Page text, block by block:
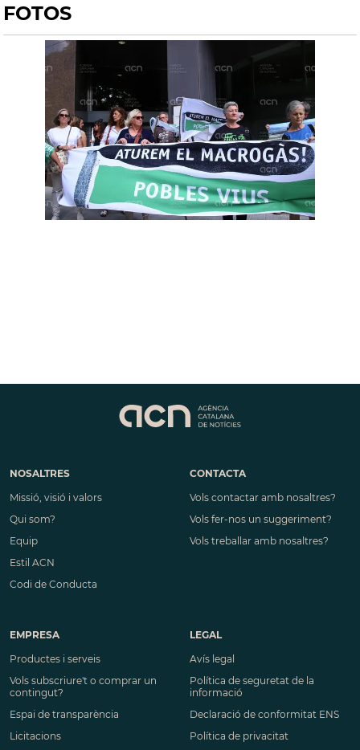
FOTOS
NOSALTRES
Missió, visió i valors
Qui som?
Equip
Estil ACN
Codi de Conducta
CONTACTA
Vols contactar amb nosaltres?
Vols fer-nos un suggeriment?
Vols treballar amb nosaltres?
EMPRESA
Productes i serveis
Vols subscriure't o comprar un
contingut?
Espai de transparència
Licitacions
LEGAL
Avís legal
Política de seguretat de la
informació
Declaració de conformitat ENS
Política de privacitat